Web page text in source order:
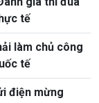
tế
làm chủ công
tế
điện mừng